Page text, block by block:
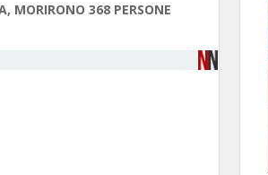
MORIRONO 368 PERSONE